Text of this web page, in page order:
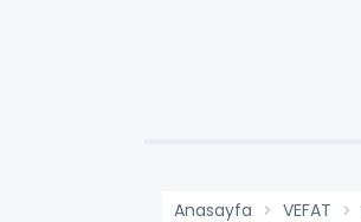
Anasayfa VEFAT